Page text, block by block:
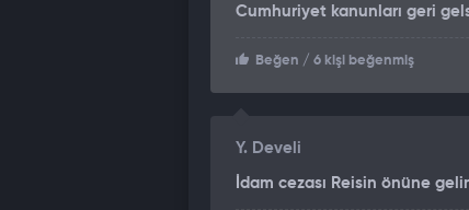
Cumhuriyet kanunları geri
Beğen / 6 kişi beğenmiş
Y. Develi
İdam cezası Reisin önüne